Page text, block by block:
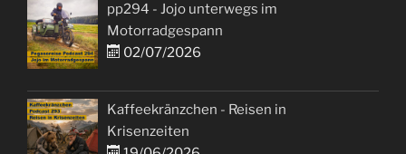
pp294 - Jojo unterwegs im
Motorradgespann
02/07/2026
Kaffeekränzchen - Reisen in
Krisenzeiten